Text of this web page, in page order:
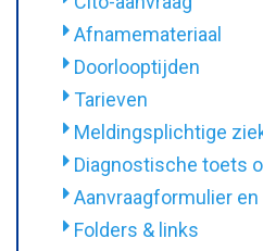
Zelftest
Tarieven
Doorlooptijden
Materiaal inleveren
Privacy
Afname-instructies
Folders & links
Afnamemateriaal
Doorlooptijden
Tarieven
Meldingsplichtige
Diagnostische toets
Aanvraagformulier
Folders & links